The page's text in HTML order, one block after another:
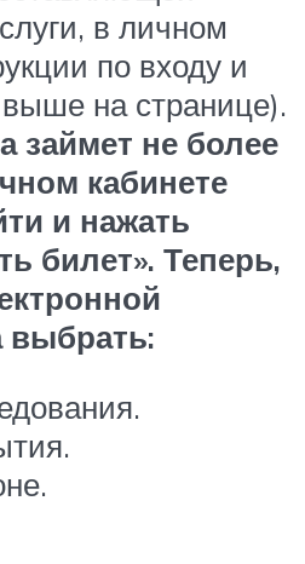
в личном
по входу и
на странице).
займет не более
кабинете
и нажать
билет». Теперь,
выбрать: